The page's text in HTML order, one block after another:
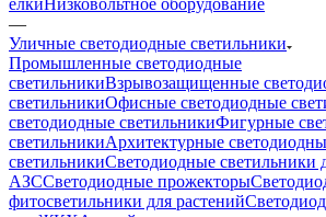
—
Уличные светодиодные светильники
Промышленные светодиодные
светильникиВзрывозащищенные
светильникиОфисные светодиодные
светодиодные светильникиФигурные
светильникиАрхитектурные
светильникиСветодиодные светильники
АЗССветодиодные прожекторы
фитосветильники для растений